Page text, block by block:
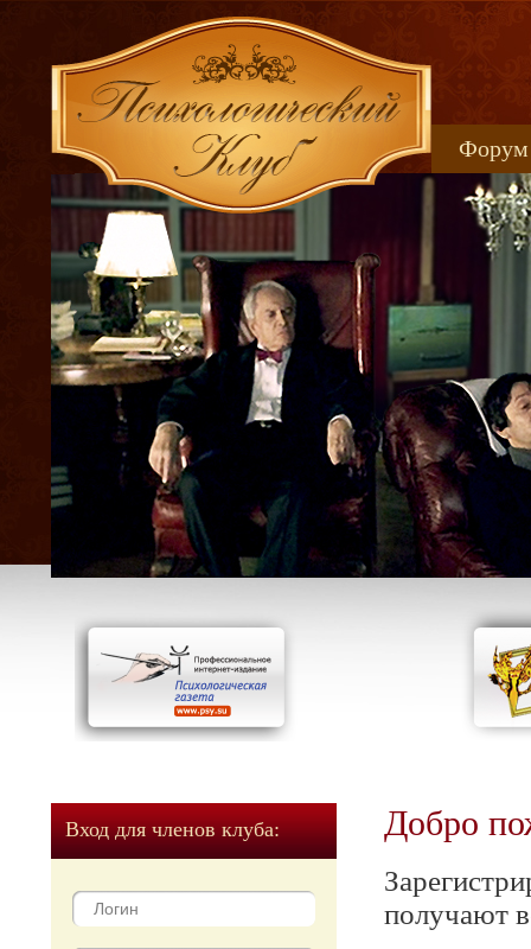
Форум
Вход для членов клуба: Добро
получают